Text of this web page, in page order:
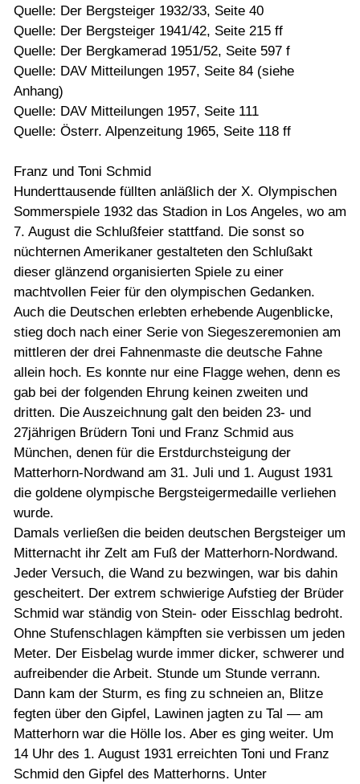
Quelle: Der Bergsteiger 1932/33, Seite 40
Quelle: Der Bergsteiger 1941/42, Seite 215 ff
Quelle: Der Bergkamerad 1951/52, Seite 597 f
Quelle: DAV Mitteilungen 1957, Seite 84 (siehe
Anhang)
Quelle: DAV Mitteilungen 1957, Seite 111
Quelle: Österr. Alpenzeitung 1965, Seite 118 ff
Franz und Toni Schmid
Hunderttausende füllten anläßlich der X. Olympischen
Sommerspiele 1932 das Stadion in Los Angeles, wo am
7. August die Schlußfeier stattfand. Die sonst so
nüchternen Amerikaner gestalteten den Schlußakt
dieser glänzend organisierten Spiele zu einer
machtvollen Feier für den olympischen Gedanken.
Auch die Deutschen erlebten erhebende Augenblicke,
stieg doch nach einer Serie von Siegeszeremonien am
mittleren der drei Fahnenmaste die deutsche Fahne
allein hoch. Es konnte nur eine Flagge wehen, denn es
gab bei der folgenden Ehrung keinen zweiten und
dritten. Die Auszeichnung galt den beiden 23- und
27jährigen Brüdern Toni und Franz Schmid aus
München, denen für die Erstdurchsteigung der
Matterhorn-Nordwand am 31. Juli und 1. August 1931
die goldene olympische Bergsteigermedaille verliehen
wurde.
Damals verließen die beiden deutschen Bergsteiger um
Mitternacht ihr Zelt am Fuß der Matterhorn-Nordwand.
Jeder Versuch, die Wand zu bezwingen, war bis dahin
gescheitert. Der extrem schwierige Aufstieg der Brüder
Schmid war ständig von Stein- oder Eisschlag bedroht.
Ohne Stufenschlagen kämpften sie verbissen um jeden
Meter. Der Eisbelag wurde immer dicker, schwerer und
aufreibender die Arbeit. Stunde um Stunde verrann.
Dann kam der Sturm, es fing zu schneien an, Blitze
fegten über den Gipfel, Lawinen jagten zu Tal — am
Matterhorn war die Hölle los. Aber es ging weiter. Um
14 Uhr des 1. August 1931 erreichten Toni und Franz
Schmid den Gipfel des Matterhorns. Unter